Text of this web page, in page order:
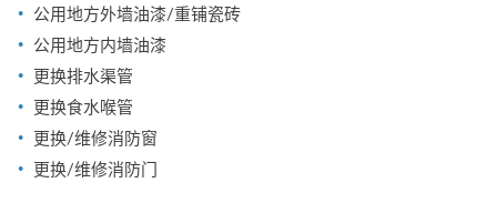
公用地方外墙油漆/重铺瓷砖
公用地方内墙油漆
更换排水渠管
更换食水喉管
更换/维修消防窗
更换/维修消防门